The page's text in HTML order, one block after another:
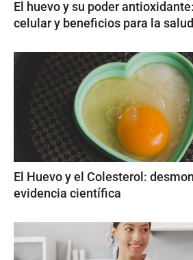
El huevo y su poder
celular y beneficios para la salud
El Huevo y el Colesterol:
evidencia científica